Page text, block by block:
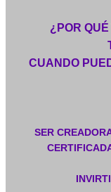
¿POR
CUANDO
SER